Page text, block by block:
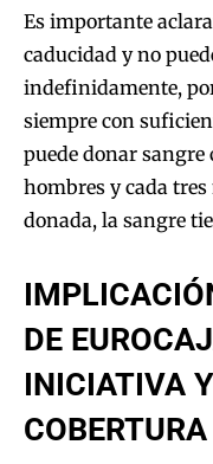
Es importante
caducidad y no
indefinidamente,
siempre con
puede donar sangre
hombres y cada tres
donada, la sangre
DE
INICIATIVA